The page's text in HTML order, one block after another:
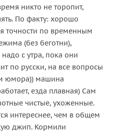
никто не торопит,
По факту: хорошо
точности по временным
(без беготни),
с утра, пока они
по русски, на все вопросы
юмора)) машина
езда плавная) Сам
чистые, ухоженные.
интереснее, чем в общем
джип. Кормили